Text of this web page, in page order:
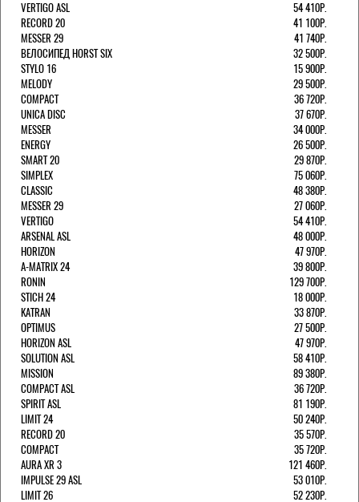
VERTIGO ASL
54 410Р.
RECORD 20
41 100Р.
MESSER 29
41 740Р.
ВЕЛОСИПЕД HORST SIX
32 500Р.
STYLO 16
15 900Р.
MELODY
29 500Р.
COMPACT
36 720Р.
UNICA DISC
37 670Р.
MESSER
34 000Р.
ENERGY
26 500Р.
SMART 20
29 870Р.
SIMPLEX
75 060Р.
CLASSIC
48 380Р.
MESSER 29
27 060Р.
VERTIGO
54 410Р.
ARSENAL ASL
48 000Р.
HORIZON
47 970Р.
A-MATRIX 24
39 800Р.
RONIN
129 700Р.
STICH 24
18 000Р.
KATRAN
33 870Р.
OPTIMUS
27 500Р.
HORIZON ASL
47 970Р.
SOLUTION ASL
58 410Р.
MISSION
89 380Р.
COMPACT ASL
36 720Р.
SPIRIT ASL
81 190Р.
LIMIT 24
50 240Р.
RECORD 20
35 570Р.
COMPACT
35 720Р.
AURA XR 3
121 460Р.
IMPULSE 29 ASL
53 010Р.
LIMIT 26
52 230Р.